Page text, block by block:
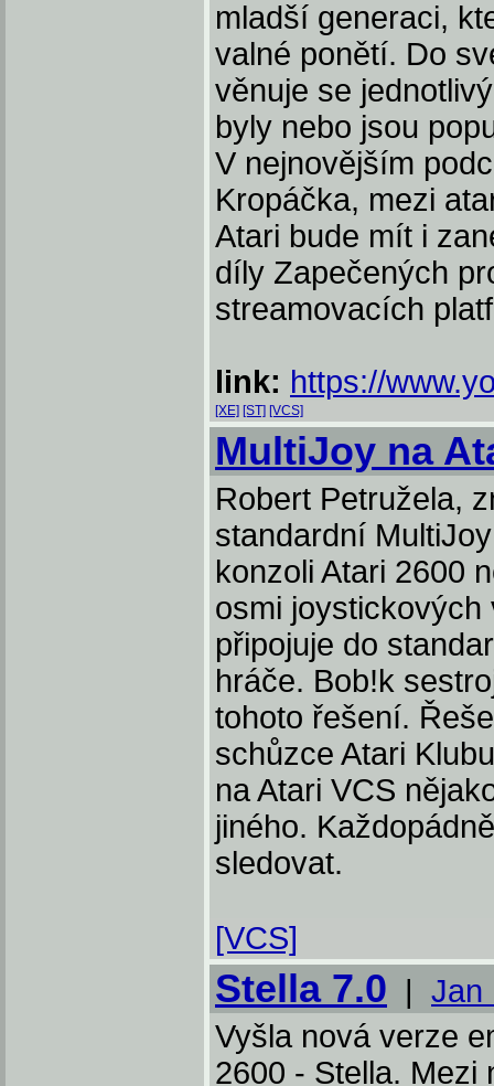
mladší generaci,
valné ponětí. Do
věnuje se
byly nebo jsou
V nejnovějším
Kropáčka, mezi
Atari bude mít i
díly Zapečených
streamovacích
link: https://
[XE] [ST] [VCS]
MultiJoy na
Robert Petružela,
standardní
konzoli Atari 2600
osmi joystickových
připojuje do
hráče. Bob!k
tohoto řešení.
schůzce Atari
na Atari VCS
jiného.
sledovat.
[VCS]
Stella 7.0 | Jan
Vyšla nová verze
2600 - Stella. Mezi